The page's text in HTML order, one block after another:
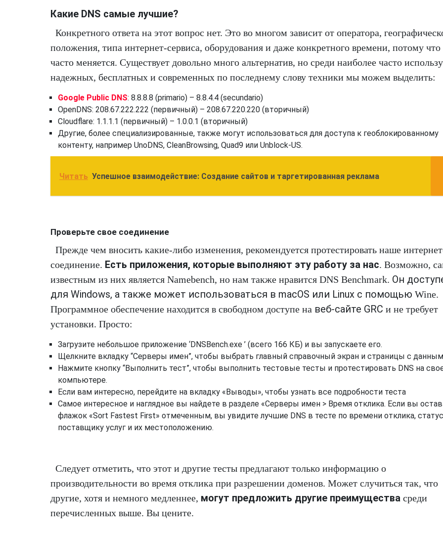
Какие DNS самые лучшие?
Конкретного ответа на этот вопрос нет. Это во многом зависит от оператора,
положения, типа интернет-сервиса, оборудования и даже конкретного времени, потому
часто меняется. Существует довольно много альтернатив, но среди наиболее часто
надежных, бесплатных и современных по последнему слову техники мы можем выделить:
Google Public DNS: 8.8.8.8 (primario) – 8.8.4.4 (secundario)
OpenDNS: 208.67.222.222 (первичный) – 208.67.220.220 (вторичный)
Cloudflare: 1.1.1.1 (первичный) – 1.0.0.1 (вторичный)
Другие, более специализированные, также могут использоваться для доступа к геоблокированному
контенту, например UnoDNS, CleanBrowsing, Quad9 или Unblock-US.
Читать Успешное взаимодействие: Создание сайтов и таргетированная реклама
Проверьте свое соединение
Прежде чем вносить какие-либо изменения, рекомендуется протестировать наше
соединение. Есть приложения, которые выполняют эту работу за нас. Возможно,
известным из них является Namebench, но нам также нравится DNS Benchmark. Он
для Windows, а также может использоваться в macOS или Linux с помощью Wine.
Программное обеспечение находится в свободном доступе на веб-сайте GRC и не требует
установки. Просто:
Загрузите небольшое приложение ‘DNSBench.exe ’ (всего 166 КБ) и вы запускаете его.
Щелкните вкладку “Серверы имен”, чтобы выбрать главный справочный экран и страницы с
Нажмите кнопку “Выполнить тест”, чтобы выполнить тестовые тесты и протестировать DNS на
компьютере.
Если вам интересно, перейдите на вкладку «Выводы», чтобы узнать все подробности теста
Самое интересное и наглядное вы найдете в разделе «Серверы имен > Время отклика. Если вы
флажок «Sort Fastest First» отмеченным, вы увидите лучшие DNS в тесте по времени отклика,
поставщику услуг и их местоположению.
Следует отметить, что этот и другие тесты предлагают только информацию о
производительности во время отклика при разрешении доменов. Может случиться так, что
другие, хотя и немного медленнее, могут предложить другие преимущества среди
перечисленных выше. Вы цените.